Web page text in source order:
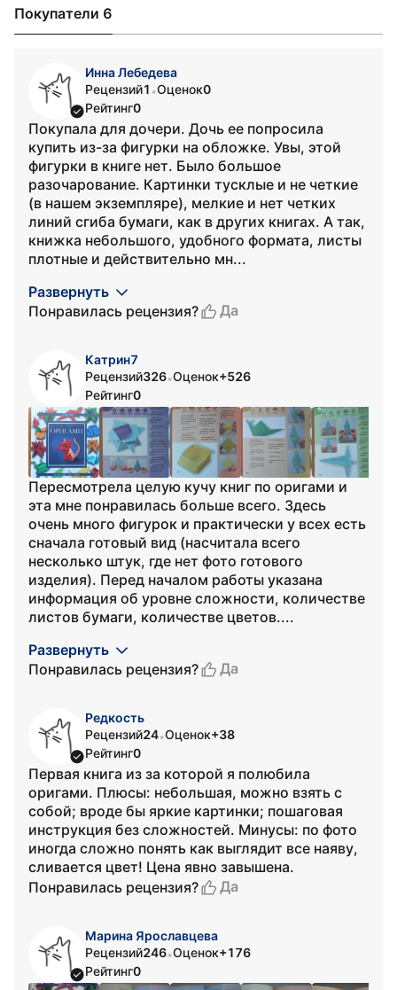
Покупатели 6
Инна Лебедева
Рецензий1 •Оценок0
Рейтинг0
Покупала для дочери. Дочь ее попросила
купить из-за фигурки на обложке. Увы, этой
фигурки в книге нет. Было большое
разочарование. Картинки тусклые и не четкие
(в нашем экземпляре), мелкие и нет четких
линий сгиба бумаги, как в других книгах. А так,
книжка небольшого, удобного формата, листы
плотные и действительно мн...
Развернуть
Понравилась рецензия?
Да
Катрин7
Рецензий326•Оценок+526
Рейтинг0
Пересмотрела целую кучу книг по оригами и
эта мне понравилась больше всего. Здесь
очень много фигурок и практически у всех есть
сначала готовый вид (насчитала всего
несколько штук, где нет фото готового
изделия). Перед началом работы указана
информация об уровне сложности, количестве
листов бумаги, количестве цветов....
Развернуть
Понравилась рецензия?
Да
Редкость
Рецензий24•Оценок+38
Рейтинг0
Первая книга из за которой я полюбила
оригами. Плюсы: небольшая, можно взять с
собой; вроде бы яркие картинки; пошаговая
инструкция без сложностей. Минусы: по фото
иногда сложно понять как выглядит все наяву,
сливается цвет! Цена явно завышена.
Понравилась рецензия?
Да
Марина Ярославцева
Рецензий246•Оценок+176
Рейтинг0